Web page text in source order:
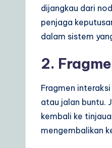
dijangkau dari
penjaga
dalam sistem
2.
Fragmen
atau jalan buntu.
kembali ke
mengembalikan